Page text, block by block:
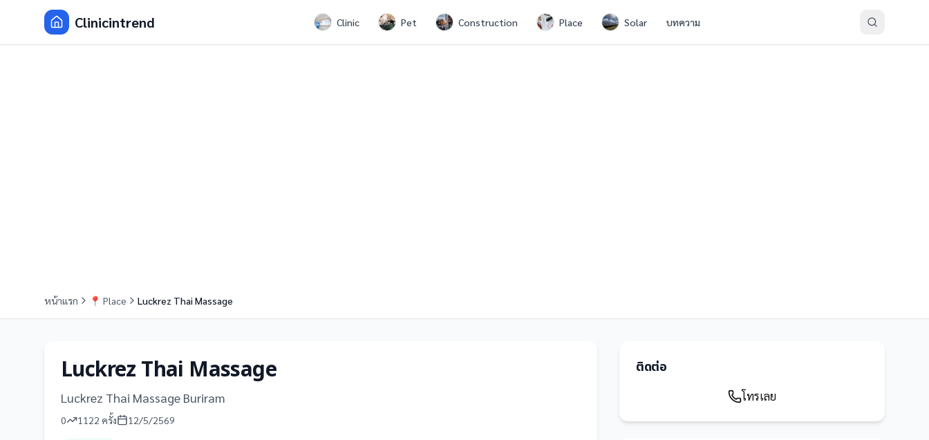
Clinicintrend Clinic Pet Construction Place Solar บทความ
หน้าแรก 📍 Place Luckrez Thai Massage
Luckrez Thai Massage
Luckrez Thai Massage Buriram
0 1122 ครั้ง 12/5/2569
ติดต่อ
โทรเลย